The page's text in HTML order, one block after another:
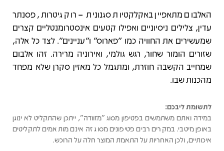
האלבום מתאפיין באקלקטיות סגנונית – רוק גיטרות, פסנתר
עדין, צלילים ניסיוניים ואפילו קטעים אינסטרומנטליים קצרים
שמעשירים את החוויה כמו "פארוס" ו"עניינים". לצד כל אלה,
שזורים הומור שחור, רגש גולמי, ואירוניה מרירה. זהו אלבום
שמחייב הקשבה חוזרת, ומתגמל כל מאזין סקרן שלא מפחד
מהכנות שבו.
לתשומת ליבכם:
במידה ואתם משתמשים בפטיפון מסוג "מזוודה", ייתכן שהתקליט לא ינוגן
באופן מיטבי. במקרים רבים פטיפונים מסוג זה אינם מותאמים לתקליטים
איכותיים, ולכן האחריות על התאמת המוצר חלה על הרוכש.